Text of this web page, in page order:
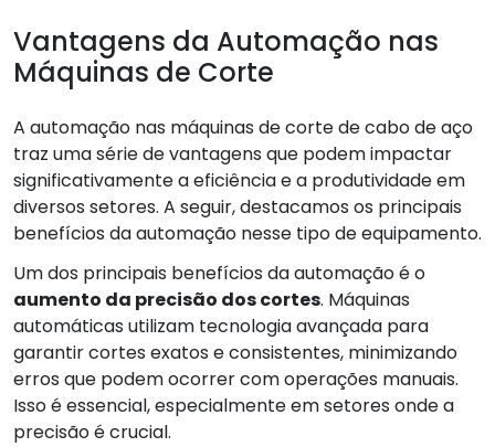
Vantagens da Automação nas
Máquinas de Corte
A automação nas máquinas de corte de cabo de aço
traz uma série de vantagens que podem impactar
significativamente a eficiência e a produtividade em
diversos setores. A seguir, destacamos os principais
benefícios da automação nesse tipo de equipamento.
Um dos principais benefícios da automação é o
aumento da precisão dos cortes. Máquinas
automáticas utilizam tecnologia avançada para
garantir cortes exatos e consistentes, minimizando
erros que podem ocorrer com operações manuais.
Isso é essencial, especialmente em setores onde a
precisão é crucial.